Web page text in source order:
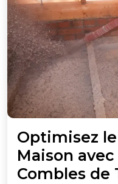
Optimisez
Maison
Combles de